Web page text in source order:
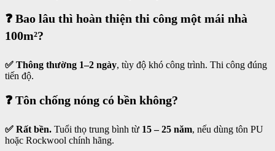
❓ Bao lâu thì hoàn thiện thi công một mái nhà
100m²?
✅ Thông thường 1–2 ngày, tùy độ khó công trình. Thi công đúng
tiến độ.
❓ Tôn chống nóng có bền không?
✅ Rất bền. Tuổi thọ trung bình từ 15 – 25 năm, nếu dùng tôn PU
hoặc Rockwool chính hãng.